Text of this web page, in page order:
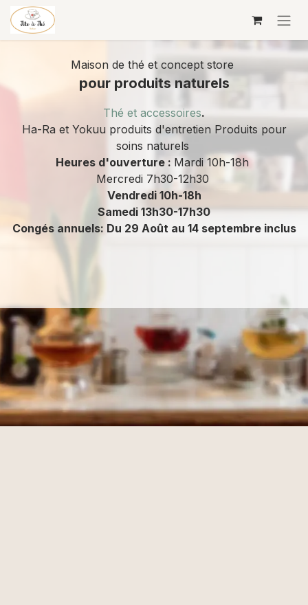
Se rendre au contenu
Maison de thé et concept store
pour produits naturels
Thé et accessoires.
Ha-Ra et Yokuu produits d'entretien Produits pour
soins naturels
Heures d'ouverture : Mardi 10h-18h
Mercredi 7h30-12h30
Vendredi 10h-18h
Samedi 13h30-17h30​
Congés annuels: Du 29 Août au 14 septembre inclus